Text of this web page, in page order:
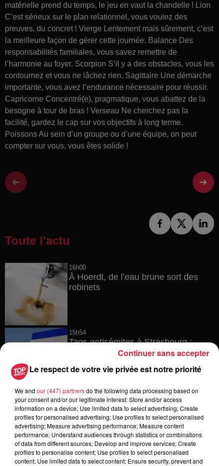
matérielle prend du temps, le jeu en vaut la chandelle ! Lion
C’est sérieux sur le plan relationnel, vous voulez des
preuves, du concret ! Vierge Lentement mais sûrement, c’est
la meilleure façon de gérer cette journée. Balance Des
responsabilités familiales, vous savez remettre de
l’harmonie au foyer. Scorpion S’il y a des obstacles, vous les
contournez et vous ne lâchez rien. Sagittaire Une démarche
importante, vous avez l’endurance nécessaire pour réussir.
Capricorne Concentré(e), pragmatique, vous abattez de la
besogne à tour de bras ! Verseau Ne cherchez pas la
facilité, gardez le cap sur vos objectifs à long terme.
Poissons Au sein d’un groupe ou d’une équipe, on peut
compter sur vous, vous êtes solide !
Toute l'actu
16h00
À Hoerdt, de l’eau brune sort des
robinets
15h54
Tags antisémites à Strasbourg :
Catherine Trautmann réagit
14h33
Au zoo de Mulhouse : rencontre
avec les flamants rouges
12h23
Le respect de votre vie privée est notre priorité
We and our (447) partnersdo the following data processing based on
your consent and/or our legitimate interest: Store and/or access
information on a device; Use limited data to select advertising; Create
profiles for personalised advertising; Use profiles to select personalised
advertising; Measure advertising performance; Measure content
performance; Understand audiences through statistics or combinations
of data from different sources; Develop and improve services; Create
profiles to personalise content; Use profiles to select personalised
content; Use limited data to select content; Ensure security, prevent and
Continuer sans accepter